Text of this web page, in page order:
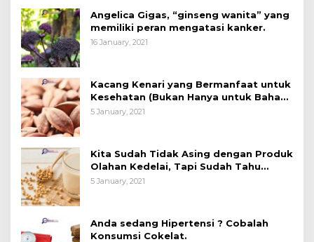
Angelica Gigas, “ginseng wanita” yang
memiliki peran mengatasi kanker.
16 January, 2021
Kacang Kenari yang Bermanfaat untuk
Kesehatan (Bukan Hanya untuk Bahan
Kue)
5 January, 2021
Kita Sudah Tidak Asing dengan Produk
Olahan Kedelai, Tapi Sudah Tahu
Manfaatnya untuk Kesehatan?
5 January, 2021
Anda sedang Hipertensi ? Cobalah
Konsumsi Cokelat.